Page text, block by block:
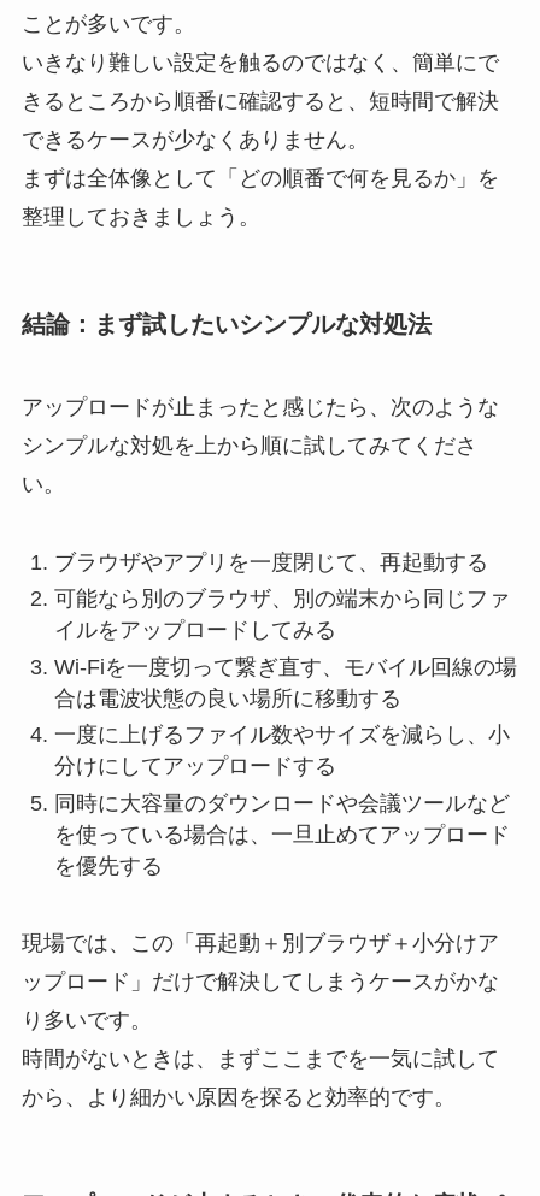
ことが多いです。
いきなり難しい設定を触るのではなく、簡単にで
きるところから順番に確認すると、短時間で解決
できるケースが少なくありません。
まずは全体像として「どの順番で何を見るか」を
整理しておきましょう。
結論：まず試したいシンプルな対処法
アップロードが止まったと感じたら、次のような
シンプルな対処を上から順に試してみてくださ
い。
ブラウザやアプリを一度閉じて、再起動する
可能なら別のブラウザ、別の端末から同じファ
イルをアップロードしてみる
Wi-Fiを一度切って繋ぎ直す、モバイル回線の場
合は電波状態の良い場所に移動する
一度に上げるファイル数やサイズを減らし、小
分けにしてアップロードする
同時に大容量のダウンロードや会議ツールなど
を使っている場合は、一旦止めてアップロード
を優先する
現場では、この「再起動＋別ブラウザ＋小分けア
ップロード」だけで解決してしまうケースがかな
り多いです。
時間がないときは、まずここまでを一気に試して
から、より細かい原因を探ると効率的です。